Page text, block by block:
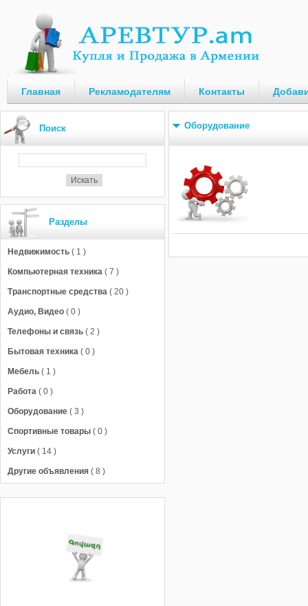
Главная Рекламодателям Контакты
Поиск
Разделы
Недвижимость ( 1 )
Компьютерная техника ( 7 )
Транспортные средства ( 20 )
Аудио, Видео ( 0 )
Телефоны и связь ( 2 )
Бытовая техника ( 0 )
Мебель ( 1 )
Работа ( 0 )
Оборудование ( 3 )
Спортивные товары ( 0 )
Услуги ( 14 )
Другие объявления ( 8 )
Оборудование